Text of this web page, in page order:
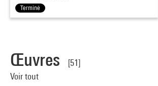
Terminé
Œuvres
[51]
Voir tout